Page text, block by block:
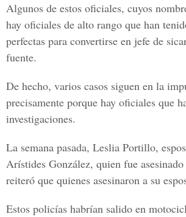
Algunos de estos oficiales, cuyos
hay oficiales de alto rango que han
perfectas para convertirse en jefe de
fuente.
De hecho, varios casos siguen en la
precisamente porque hay oficiales que
investigaciones.
La semana pasada, Leslia Portillo,
Arístides González, quien fue asesinado
reiteró que quienes asesinaron a su
Estos policías habrían salido en